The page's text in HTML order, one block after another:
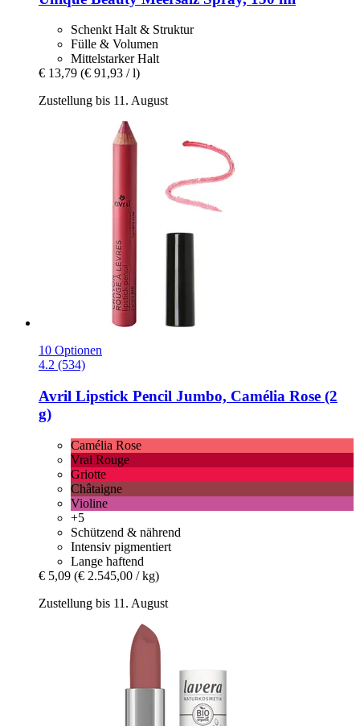
Schenkt Halt & Struktur
Fülle & Volumen
Mittelstarker Halt
€ 13,79 (€ 91,93 / l)
Zustellung bis 11. August
10 Optionen
4.2 (534)
Avril Lipstick Pencil Jumbo, Camélia Rose (2
g)
Camélia Rose
Vrai Rouge
Griotte
Châtaigne
Violine
+5
Schützend & nährend
Intensiv pigmentiert
Lange haftend
€ 5,09 (€ 2.545,00 / kg)
Zustellung bis 11. August